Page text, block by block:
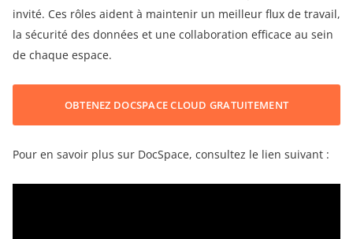
invité. Ces rôles aident à maintenir un meilleur flux de travail,
la sécurité des données et une collaboration efficace au sein
de chaque espace.
OBTENEZ DOCSPACE CLOUD GRATUITEMENT
Pour en savoir plus sur DocSpace, consultez le lien suivant :